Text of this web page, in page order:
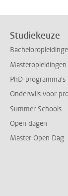
Studiekeuze
Masteropleidingen
PhD-programma's
Onderwijs voor
Summer Schools
Open dagen
Master Open Dag